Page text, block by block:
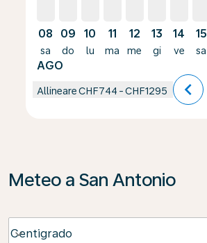
08
sa
AGO
09
do
10
lu
11
ma
12
me
13
gi
14
ve
15
sa
AllineareCHF744 -CHF1295 chevron_left
Meteo a San Antonio
Centigrado
keyboard_arrow_down